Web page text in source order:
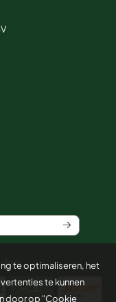
te optimaliseren, het
te kunnen
door op "Cookie